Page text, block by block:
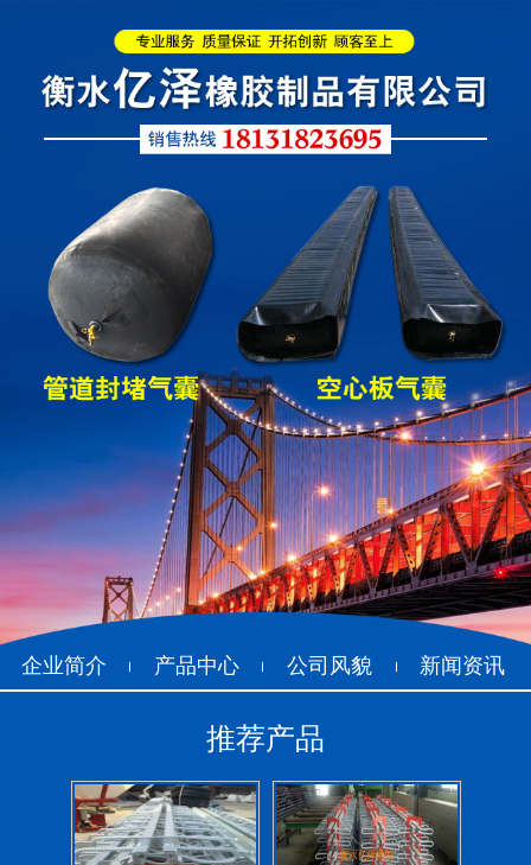
企业简介 产品中心 公司风貌 新闻资讯
推荐产品
座
铁路盆式支座 公路盆式橡胶支座
抗震盆式支座
C40、60、80型桥梁伸
缩缝
F40、60、80型桥梁伸缩
缝
E40、60、80型桥梁伸缩
缝